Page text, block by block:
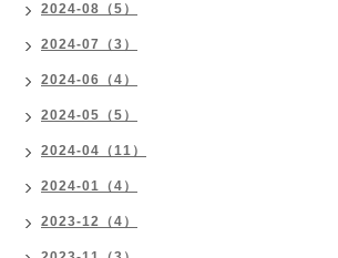
2024-08（5）
2024-07（3）
2024-06（4）
2024-05（5）
2024-04（11）
2024-01（4）
2023-12（4）